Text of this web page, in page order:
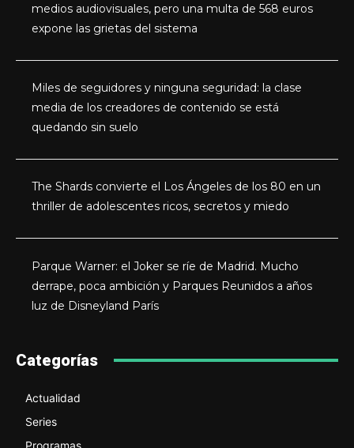
medios audiovisuales, pero una multa de 568 euros
expone las grietas del sistema
Miles de seguidores y ninguna seguridad: la clase
media de los creadores de contenido se está
quedando sin suelo
The Shards convierte el Los Ángeles de los 80 en un
thriller de adolescentes ricos, secretos y miedo
Parque Warner: el Joker se ríe de Madrid. Mucho
derrape, poca ambición y Parques Reunidos a años
luz de Disneyland París
Categorías
Actualidad
Series
Programas